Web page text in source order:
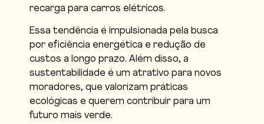
recarga para carros elétricos.
Essa tendência é impulsionada pela busca
por eficiência energética e redução de
custos a longo prazo. Além disso, a
sustentabilidade é um atrativo para novos
moradores, que valorizam práticas
ecológicas e querem contribuir para um
futuro mais verde.